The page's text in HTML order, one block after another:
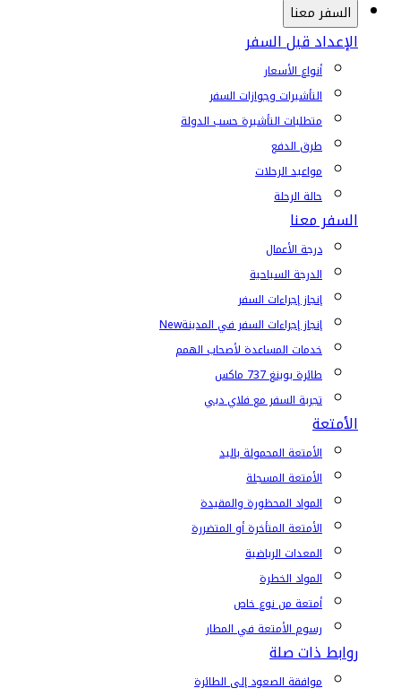
السفر معنا
الإعداد قبل السفر
أنواع الأسعار
التأشيرات وجوازات السفر
متطلبات التأشيرة حسب الدولة
طرق الدفع
مواعيد الرحلات
حالة الرحلة
السفر معنا
درجة الأعمال
الدرجة السياحية
إنجاز إجراءات السفر
إنجاز إجراءات السفر في المدينةNew
خدمات المساعدة لأصحاب الهمم
طائرة بوينغ 737 ماكس
تجربة السفر مع فلاي دبي
الأمتعة
الأمتعة المحمولة باليد
الأمتعة المسجلة
المواد المحظورة والمقيدة
الأمتعة المتأخرة أو المتضررة
المعدات الرياضية
المواد الخطرة
أمتعة من نوع خاص
رسوم الأمتعة في المطار
روابط ذات صلة
موافقة الصعود إلى الطائرة